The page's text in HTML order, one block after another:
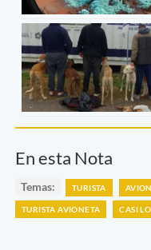
En esta Nota
Temas: TURISTA
TURISTA AVIONETA CASI